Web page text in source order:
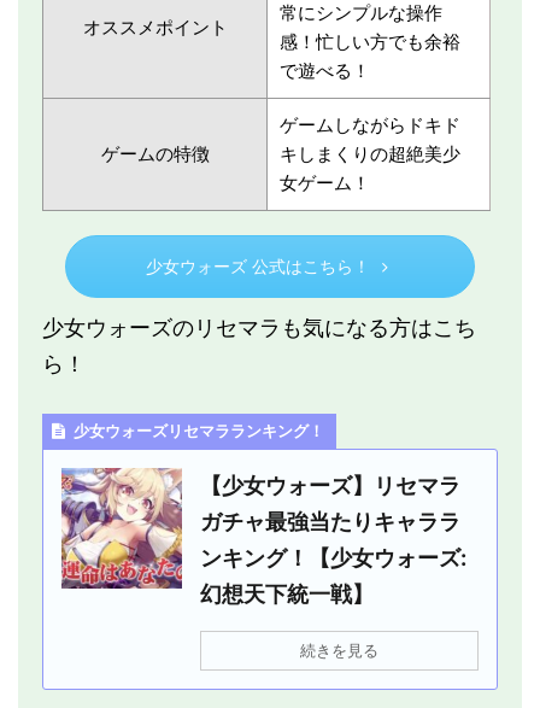
オススメポイント
常にシンプルな操作
感！忙しい方でも余裕
で遊べる！
ゲームの特徴
ゲームしながらドキド
キしまくりの超絶美少
女ゲーム！
少女ウォーズ 公式はこちら！
少女ウォーズのリセマラも気になる方はこち
ら！
少女ウォーズリセマラランキング！
【少女ウォーズ】リセマラ
ガチャ最強当たりキャララ
ンキング！【少女ウォーズ:
幻想天下統一戦】
続きを見る